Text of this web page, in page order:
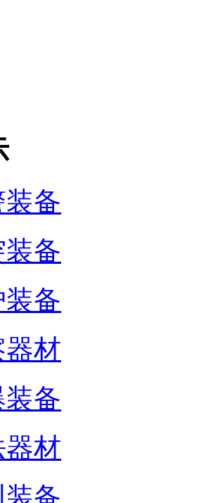
备
备
备
材
备
材